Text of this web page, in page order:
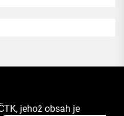
jehož obsah je